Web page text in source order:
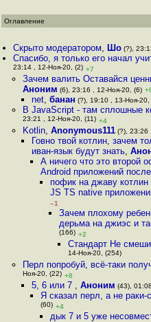
Оглавление
Скрыто модератором, Шо (?),
Спасибо, я только его начал
23:14 , 12-Ноя-20, (2) +7
Зачем валить Оставайся
Аноним (6), 23:16 , 12-Ноя-20, (6)
net, банан (?), 19:10 , 13-Ноя-20,
В JavaScript - там сплошные
23:21 , 12-Ноя-20, (11) +4
Kotlin, Anonymous111(?), 23:26
Говно твой котлин, зачем
иван-язык будут знать,
А ничего что это второй
Android приложений после
пофик на джаву
JS TS native
–1
Зачем плохому
дерьма на джиэс и
(166) +2
Стандарт Не
14-Ноя-20, (254)
Перл попробуй, всё-таки
Ноя-20, (22) +8
5, 6 или 7 , Аноним (43),
Я сказал перл, а не раки-
(60) +4
дык 7 и 5 уже